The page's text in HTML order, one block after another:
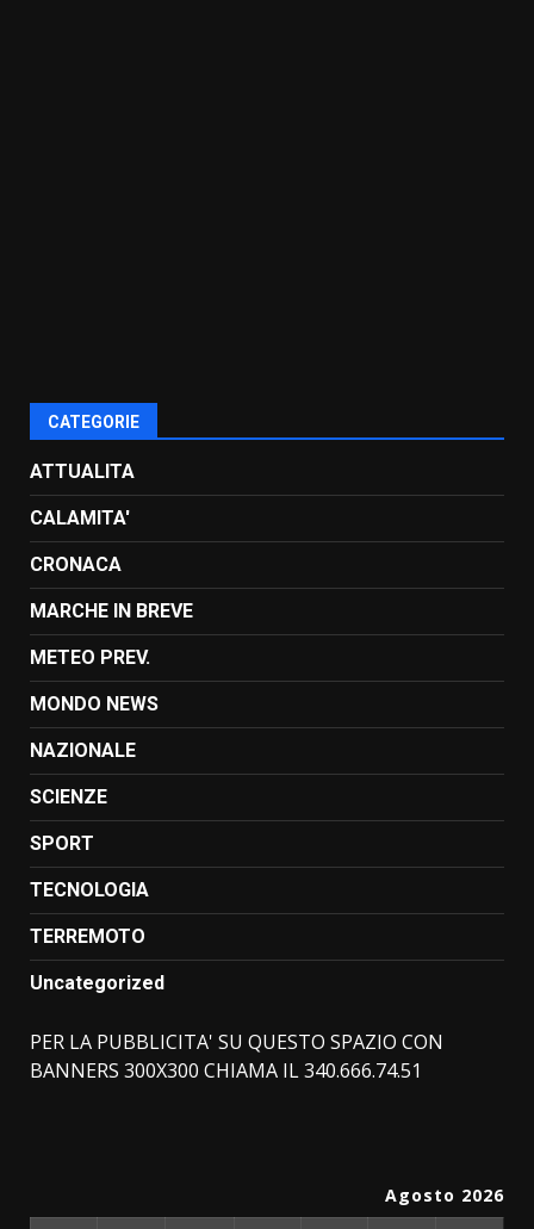
CATEGORIE
ATTUALITA
CALAMITA'
CRONACA
MARCHE IN BREVE
METEO PREV.
MONDO NEWS
NAZIONALE
SCIENZE
SPORT
TECNOLOGIA
TERREMOTO
Uncategorized
PER LA PUBBLICITA' SU QUESTO SPAZIO CON
BANNERS 300X300 CHIAMA IL 340.666.74.51
Agosto 2026